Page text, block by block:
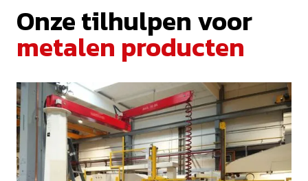
Onze tilhulpen voor
metalen producten